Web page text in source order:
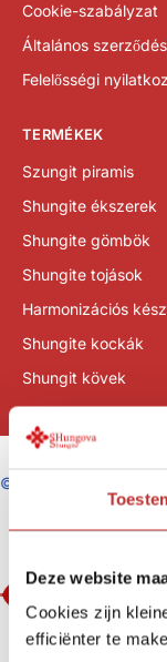
Deze website
Cookies zijn
efficiënter te
Cookie-szabályzat
Általános
Felelősségi
TERMÉKEK
Szungit piramis
Shungite ékszerek
Shungite gömbök
Shungite tojások
Harmonizációs
Shungite kockák
Shungit kövek
©